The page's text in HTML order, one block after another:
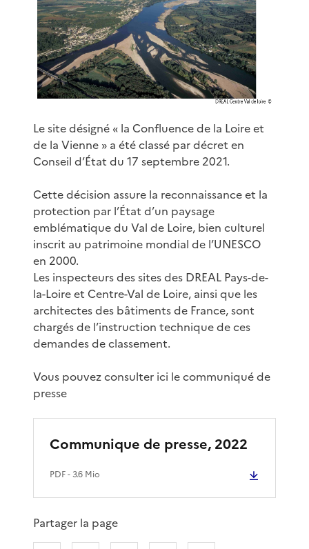
Le site désigné « la Confluence de la Loire et
de la Vienne » a été classé par décret en
Conseil d’État du 17 septembre 2021.
Cette décision assure la reconnaissance et la
protection par l’État d’un paysage
emblématique du Val de Loire, bien culturel
inscrit au patrimoine mondial de l’UNESCO
en 2000.
Les inspecteurs des sites des DREAL Pays-de-
la-Loire et Centre-Val de Loire, ainsi que les
architectes des bâtiments de France, sont
chargés de l’instruction technique de ces
demandes de classement.
Vous pouvez consulter ici le communiqué de
presse
Communique de presse, 2022
PDF- 3.6 Mio
Partager la page